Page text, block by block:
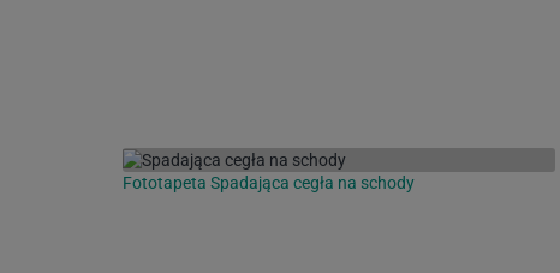
Fototapeta Spadająca cegła na schody